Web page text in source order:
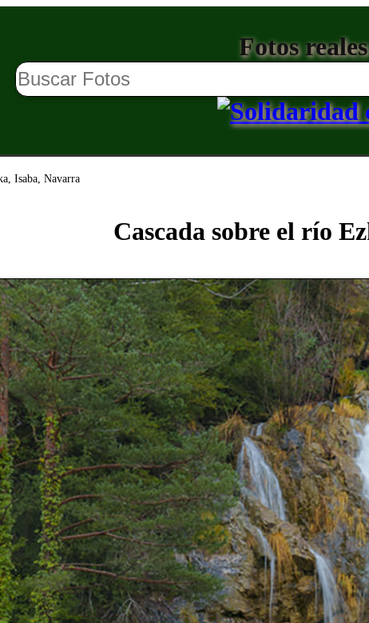
Fotos
Isaba, Navarra
Cascada sobre el río